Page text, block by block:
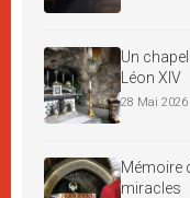
Un
Léon XIV
28 Mai 2026
Mémoire
miracles